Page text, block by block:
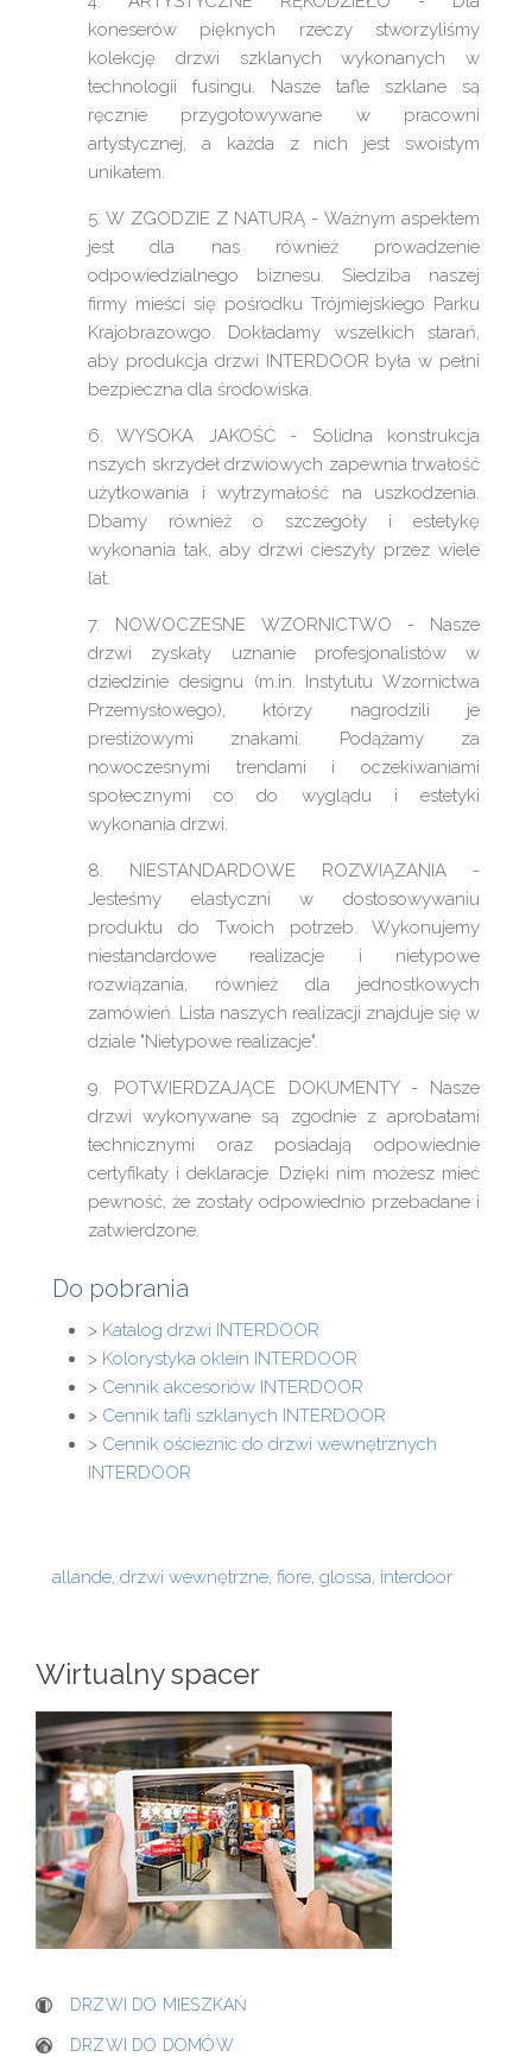
koneserów pięknych rzeczy stworzyliśmy
kolekcję drzwi szklanych wykonanych w
technologii fusingu. Nasze tafle szklane są
ręcznie przygotowywane w pracowni
artystycznej, a każda z nich jest swoistym
unikatem.
5. W ZGODZIE Z NATURĄ - Ważnym aspektem
jest dla nas również prowadzenie
odpowiedzialnego biznesu. Siedziba naszej
firmy mieści się pośrodku Trójmiejskiego Parku
Krajobrazowgo. Dokładamy wszelkich starań,
aby produkcja drzwi INTERDOOR była w pełni
bezpieczna dla środowiska.
6. WYSOKA JAKOŚĆ - Solidna konstrukcja
nszych skrzydeł drzwiowych zapewnia trwałość
użytkowania i wytrzymałość na uszkodzenia.
Dbamy również o szczegóły i estetykę
wykonania tak, aby drzwi cieszyły przez wiele
lat.
7. NOWOCZESNE WZORNICTWO - Nasze
drzwi zyskały uznanie profesjonalistów w
dziedzinie designu (m.in. Instytutu Wzornictwa
Przemysłowego), którzy nagrodzili je
prestiżowymi znakami. Podążamy za
nowoczesnymi trendami i oczekiwaniami
społecznymi co do wyglądu i estetyki
wykonania drzwi.
8. NIESTANDARDOWE ROZWIĄZANIA -
Jesteśmy elastyczni w dostosowywaniu
produktu do Twoich potrzeb. Wykonujemy
niestandardowe realizacje i nietypowe
rozwiązania, również dla jednostkowych
zamówień. Lista naszych realizacji znajduje się w
dziale "Nietypowe realizacje".
9. POTWIERDZAJĄCE DOKUMENTY - Nasze
drzwi wykonywane są zgodnie z aprobatami
technicznymi oraz posiadają odpowiednie
certyfikaty i deklaracje. Dzięki nim możesz mieć
pewność, że zostały odpowiednio przebadane i
zatwierdzone.
Do pobrania
> Katalog drzwi INTERDOOR
> Kolorystyka oklein INTERDOOR
> Cennik akcesoriów INTERDOOR
> Cennik tafli szklanych INTERDOOR
> Cennik ościeżnic do drzwi wewnętrznych
INTERDOOR
allande, drzwi wewnętrzne, fiore, glossa, interdoor
Wirtualny spacer
DRZWI DO MIESZKAŃ
DRZWI DO DOMÓW